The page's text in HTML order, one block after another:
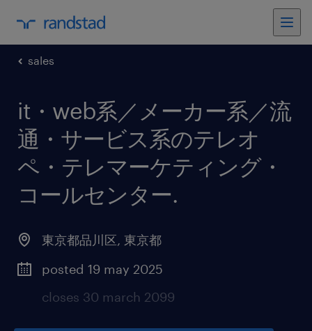
sales
it・web系／メーカー系／流
通・サービス系のテレオ
ペ・テレマーケティング・
コールセンター.
東京都品川区, 東京都
posted 19 may 2025
closes 30 march 2099